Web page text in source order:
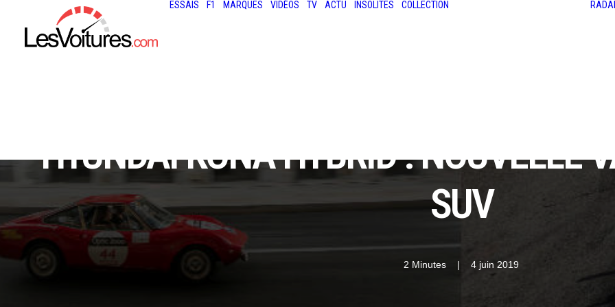
ESSAIS F1 MARQUES VIDÉOS TV ACTU INSOLITES COLLECTION
HYUNDAI KONA HYBRID : NOUVELLE
SUV
2 Minutes | 4 juin 2019